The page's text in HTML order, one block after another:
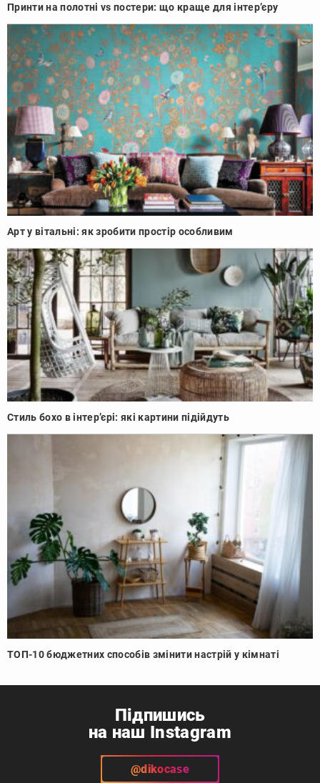
Принти на полотні vs постери: що краще для інтер’єру
Арт у вітальні: як зробити простір особливим
Стиль бохо в інтер’єрі: які картини підійдуть
ТОП-10 бюджетних способів змінити настрій у кімнаті
Підпишись
на наш Instagram
@dikocase